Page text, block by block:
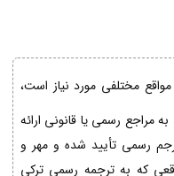
مختلفی مورد نیاز است،
مراجع رسمی یا قانونی ارائه
رسمی تأیید شده و مهر و
که به ترجمه رسمی ترکی